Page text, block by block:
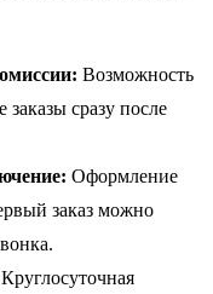
Возможность
сразу после
Оформление
заказ можно
Круглосуточная